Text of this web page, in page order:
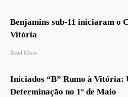
Benjamins sub-11 iniciaram o
Vitória
Read More
Iniciados “B” Rumo à Vitória:
Determinação no 1º de Maio